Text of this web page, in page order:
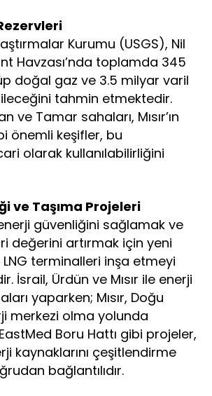
Kurumu (USGS), Nil
Havzası’nda toplamda 345
doğal gaz ve 3.5 milyar varil
tahmin etmektedir.
ve Tamar sahaları, Mısır’ın
önemli keşifler, bu
olarak kullanılabilirliğini
ve Taşıma Projeleri
güvenliğini sağlamak ve
değerini artırmak için yeni
terminalleri inşa etmeyi
İsrail, Ürdün ve Mısır ile enerji
yaparken; Mısır, Doğu
merkezi olma yolunda
Boru Hattı gibi projeler,
kaynaklarını çeşitlendirme
bağlantılıdır.